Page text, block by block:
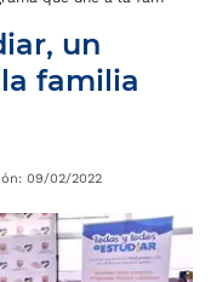
un
familia
09/02/2022